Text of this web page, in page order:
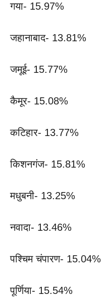
गया- 15.97%
जहानाबाद- 13.81%
जमूई- 15.77%
कैमूर- 15.08%
कटिहार- 13.77%
किशनगंज- 15.81%
मधुबनी- 13.25%
नवादा- 13.46%
पश्चिम चंपारण- 15.04%
पूर्णिया- 15.54%